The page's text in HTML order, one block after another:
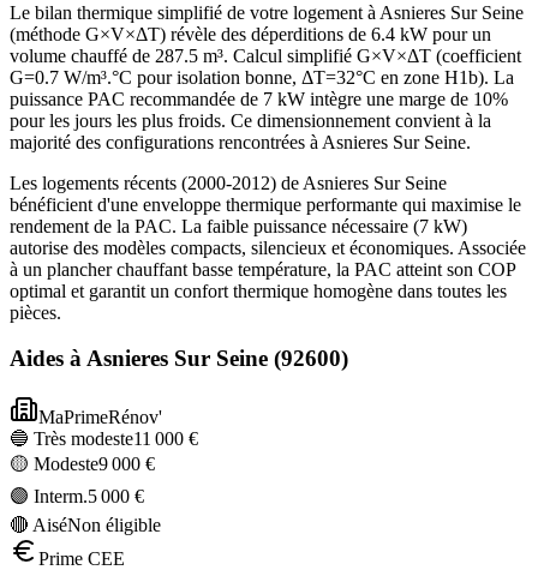
Le bilan thermique simplifié de votre logement à Asnieres Sur Seine
(méthode G×V×ΔT) révèle des déperditions de 6.4 kW pour un
volume chauffé de 287.5 m³. Calcul simplifié G×V×ΔT (coefficient
G=0.7 W/m³.°C pour isolation bonne, ΔT=32°C en zone H1b). La
puissance PAC recommandée de 7 kW intègre une marge de 10%
pour les jours les plus froids. Ce dimensionnement convient à la
majorité des configurations rencontrées à Asnieres Sur Seine.
Les logements récents (2000-2012) de Asnieres Sur Seine
bénéficient d'une enveloppe thermique performante qui maximise le
rendement de la PAC. La faible puissance nécessaire (7 kW)
autorise des modèles compacts, silencieux et économiques. Associée
à un plancher chauffant basse température, la PAC atteint son COP
optimal et garantit un confort thermique homogène dans toutes les
pièces.
Aides àAsnieres Sur Seine (92600)
MaPrimeRénov'
🔵 Très modeste11 000 €
🟡 Modeste9 000 €
🟣 Interm.5 000 €
🔴 AiséNon éligible
Prime CEE